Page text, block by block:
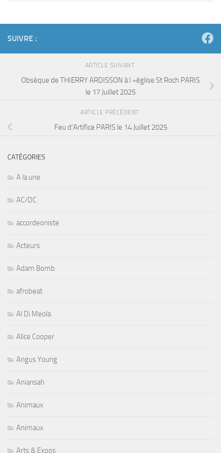
SUIVRE :
ARTICLE SUIVANT
Obsèque de THIERRY ARDISSON à l »église St Roch PARIS
le 17 Juillet 2025
ARTICLE PRÉCÉDENT
Feu d’Artifice PARIS le 14 Juillet 2025
CATÉGORIES
A la une
AC/DC
accordeoniste
Acteurs
Adam Bomb
afrobeat
Al Di Meola
Alice Cooper
Angus Young
Aniansah
Animaux
Animaux
Arts & Expos